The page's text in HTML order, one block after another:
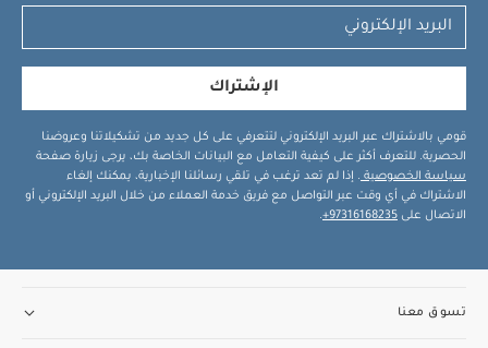
الإشتراك
قومي بالاشتراك عبر البريد الإلكتروني لتتعرفي على كل جديد من تشكيلاتنا وعروضنا
الحصرية. للتعرف أكثر على كيفية التعامل مع البيانات الخاصة بك، يرجى زيارة صفحة
سياسة الخصوصية . إذا لم تعد ترغب في تلقي رسائلنا الإخبارية، يمكنك إلغاء
الاشتراك في أي وقت عبر التواصل مع فريق خدمة العملاء من خلال البريد الإلكتروني أو
الاتصال على 97316168235+
.
تسوق معنا